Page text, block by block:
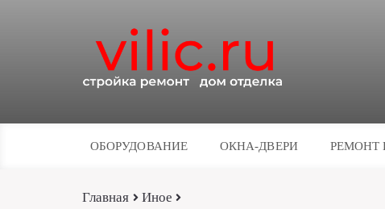
ОБОРУДОВАНИЕ ОКНА-ДВЕРИ РЕМОНТ
Главная Иное